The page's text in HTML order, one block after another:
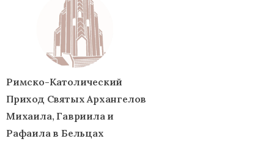
Римско-Католический
Приход Святых Архангелов
Михаила, Гавриила и
Рафаила в Бельцах